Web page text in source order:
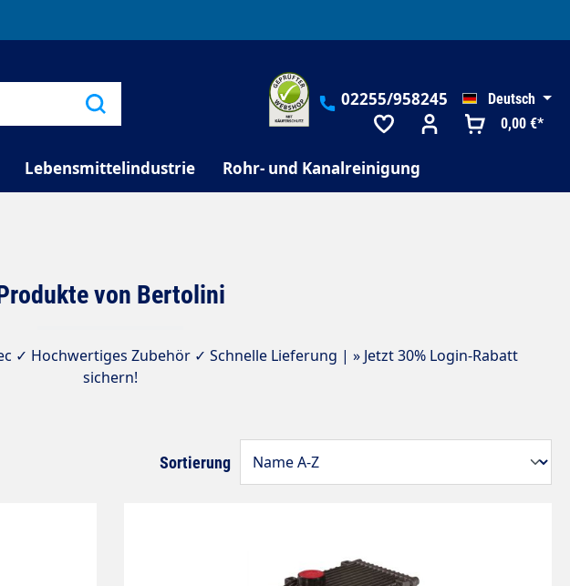
0,00 €*
02255/958245 Deutsch
Lebensmittelindustrie Rohr- und Kanalreinigung
von Bertolini
✓ Hochwertiges Zubehör ✓ Schnelle Lieferung | » Jetzt 30% Login-Rabatt
sichern!
Sortierung